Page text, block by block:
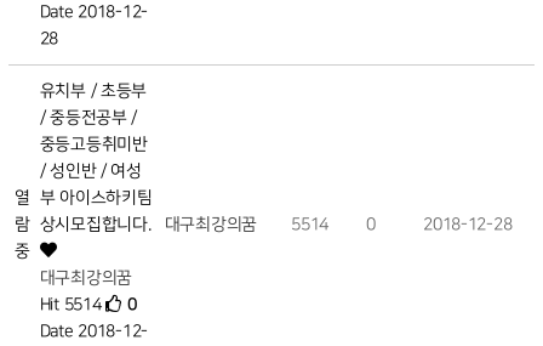
Date 2018-12-
28
열
람
중
유치부 / 초등부
/ 중등전공부 /
중등고등취미반
/ 성인반 / 여성
부 아이스하키팀
상시모집합니다.
대구최강의꿈
Hit 5514
0
Date 2018-12-
대구최강의꿈 5514 0 2018-12-28